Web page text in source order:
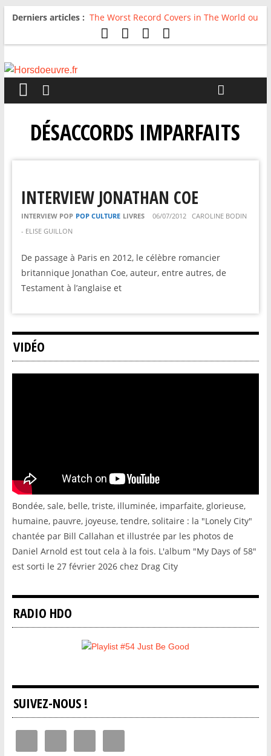
Derniers articles : The Worst Record Covers in The World ou
Comment rire du pire
Avril 2026 : C’est dans les vieux pots
For The First Time, Again : Tyler Ballgame
DÉSACCORDS IMPARFAITS
INTERVIEW JONATHAN COE
INTERVIEW POP POP CULTURE LIVRES 06/07/2012
CAROLINE BODIN
- ELISE GUILLON
De passage à Paris en 2012, le célèbre romancier
britannique Jonathan Coe, auteur, entre autres, de
Testament à l’anglaise et
VIDÉO
Bondée, sale, belle, triste, illuminée, imparfaite, glorieuse,
humaine, pauvre, joyeuse, tendre, solitaire : la "Lonely City"
chantée par Bill Callahan et illustrée par les photos de
Daniel Arnold est tout cela à la fois. L'album "My Days of 58"
est sorti le 27 février 2026 chez Drag City
RADIO HDO
SUIVEZ-NOUS !